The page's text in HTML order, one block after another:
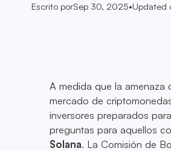
Escrito porSep 30, 2025•Updated
A medida que la amenaza
mercado de
inversores preparados
preguntas para aquellos
Solana. La Comisión de